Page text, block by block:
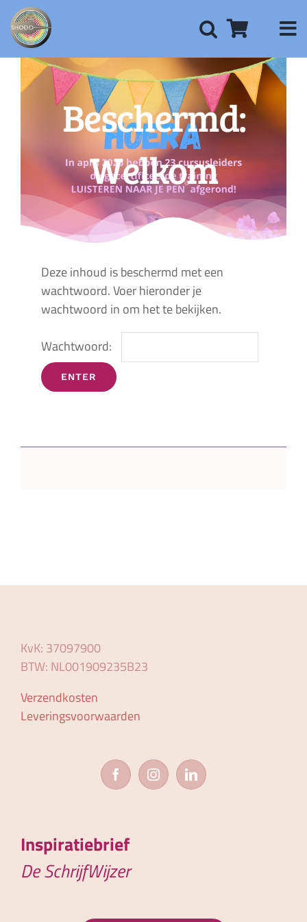
naar
inhoud
Beschermd:
Welkom
Deze inhoud is beschermd met een
wachtwoord. Voer hieronder je
wachtwoord in om het te bekijken.
Wachtwoord:
KvK: 37097900
BTW: NL001909235B23
Verzendkosten
Leveringsvoorwaarden
Inspiratiebrief
De SchrijfWijzer